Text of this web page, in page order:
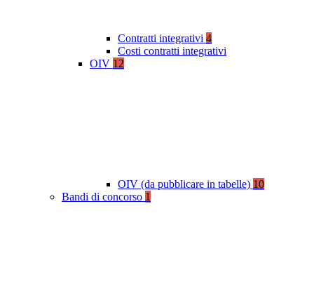
Contratti integrativi 4
Costi contratti integrativi
OIV 12
OIV (da pubblicare in tabelle) 10
Bandi di concorso 1